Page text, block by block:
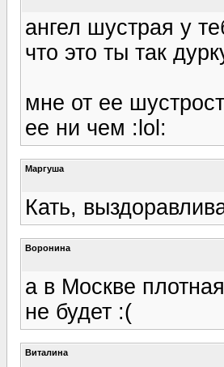
ангел шустрая у
что это ты так
мне от ее
ее ни чем :lol:
Маргуша
Кать,
Воронина
а в Москве
не будет :(
Виталина